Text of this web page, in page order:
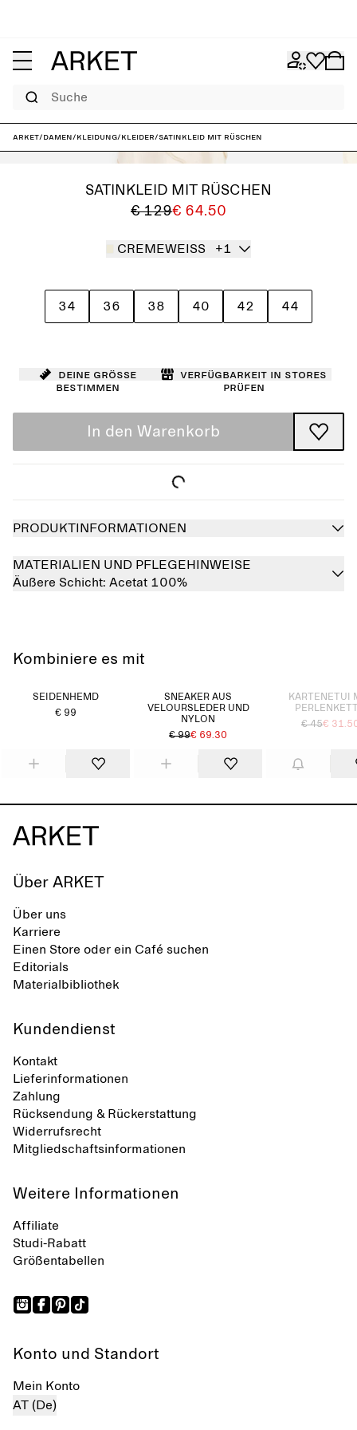
Suche
ARKET/Damen/Kleidung/Kleider/Satinkleid mit Rüschen
SATINKLEID MIT RÜSCHEN
€ 129€ 64.50
CREMEWEISS +1
34 36 38 40 42 44
Deine Größe
bestimmen
Verfügbarkeit in Stores
prüfen
In den Warenkorb
PRODUKTINFORMATIONEN
MATERIALIEN UND PFLEGEHINWEISE
Äußere Schicht: Acetat 100%
Kombiniere es mit
SEIDENHEMD
€ 99
SNEAKER AUS
VELOURSLEDER UND
NYLON
€ 99€ 69.30
KARTENETUI
€ 45€
Über ARKET
Über uns
Karriere
Einen Store oder ein Café suchen
Editorials
Materialbibliothek
Kundendienst
Kontakt
Lieferinformationen
Zahlung
Rücksendung & Rückerstattung
Widerrufsrecht
Mitgliedschaftsinformationen
Weitere Informationen
Affiliate
Studi-Rabatt
Größentabellen
Konto und Standort
Mein Konto
AT (De)